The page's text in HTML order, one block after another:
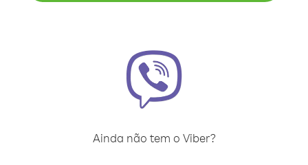
Ainda não tem o Viber?